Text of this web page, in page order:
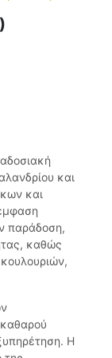
και
και
παράδοση,
καθώς
Η